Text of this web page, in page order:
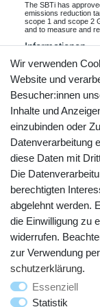
The SBTi has
emissions reduction
scope 1 and scope 2
and to measure and
Informationen
© Copyright 2025
Wir verwenden
Website und
Besucher:innen
Inhalte und
einzubinden oder
Datenverarbeitung
diese Daten mit
Die
berechtigten
abgelehnt werden.
die Einwilligung zu
widerrufen.
zur Verwendung
schutz­erklärung.
Essenziell
Statistik